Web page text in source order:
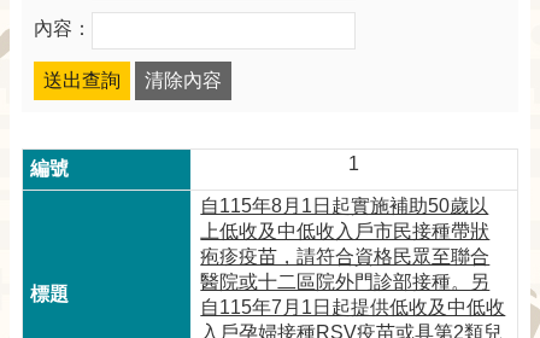
內容：
1
自115年8月1日起實施補助50歲以
上低收及中低收入戶市民接種帶狀
疱疹疫苗，請符合資格民眾至聯合
醫院或十二區院外門診部接種。另
自115年7月1日起提供低收及中低收
入戶孕婦接種RSV疫苗或具第2類兒